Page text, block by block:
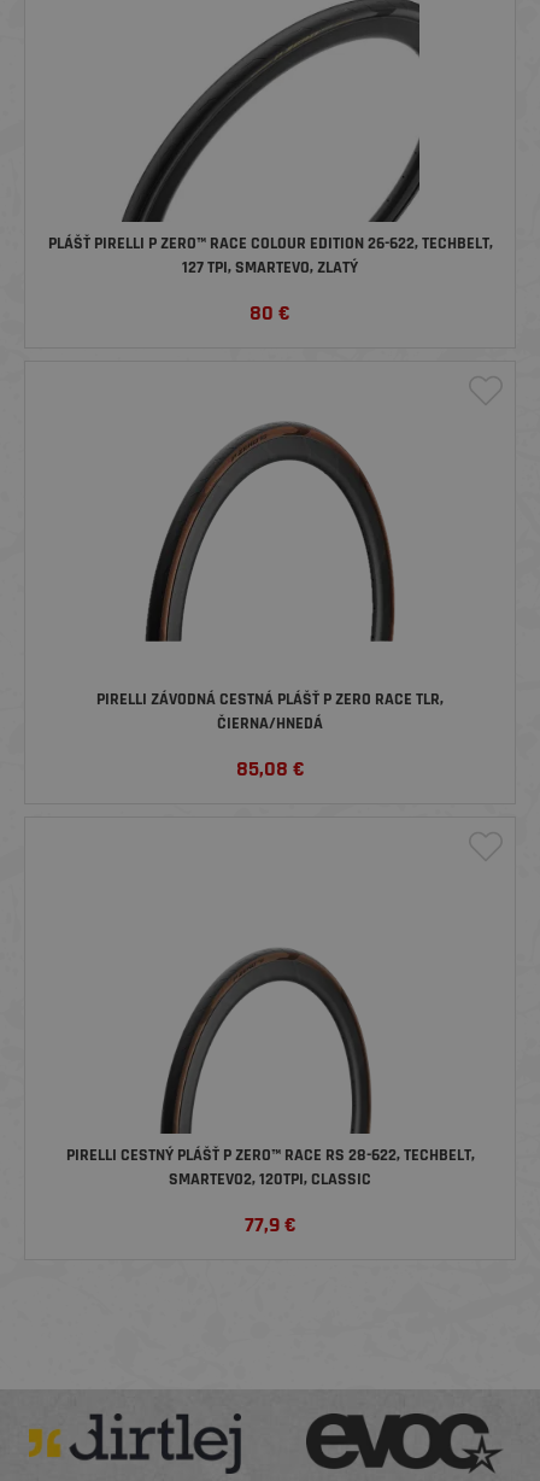
PLÁŠŤ PIRELLI P ZERO™ RACE COLOUR EDITION 26-622, TECHBELT,
127 TPI, SMARTEVO, ZLATÝ
80 €
PIRELLI ZÁVODNÁ CESTNÁ PLÁŠŤ P ZERO RACE TLR,
ČIERNA/HNEDÁ
85,08 €
PIRELLI CESTNÝ PLÁŠŤ P ZERO™ RACE RS 28-622, TECHBELT,
SMARTEVO2, 120TPI, CLASSIC
77,9€